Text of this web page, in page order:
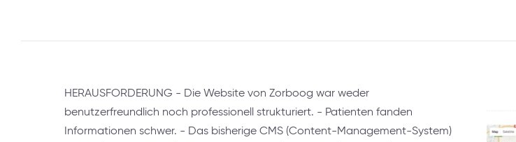
HERAUSFORDERUNG - Die Website von Zorboog war weder
benutzerfreundlich noch professionell strukturiert. - Patienten fanden
Informationen schwer. - Das bisherige CMS (Content-Management-System)